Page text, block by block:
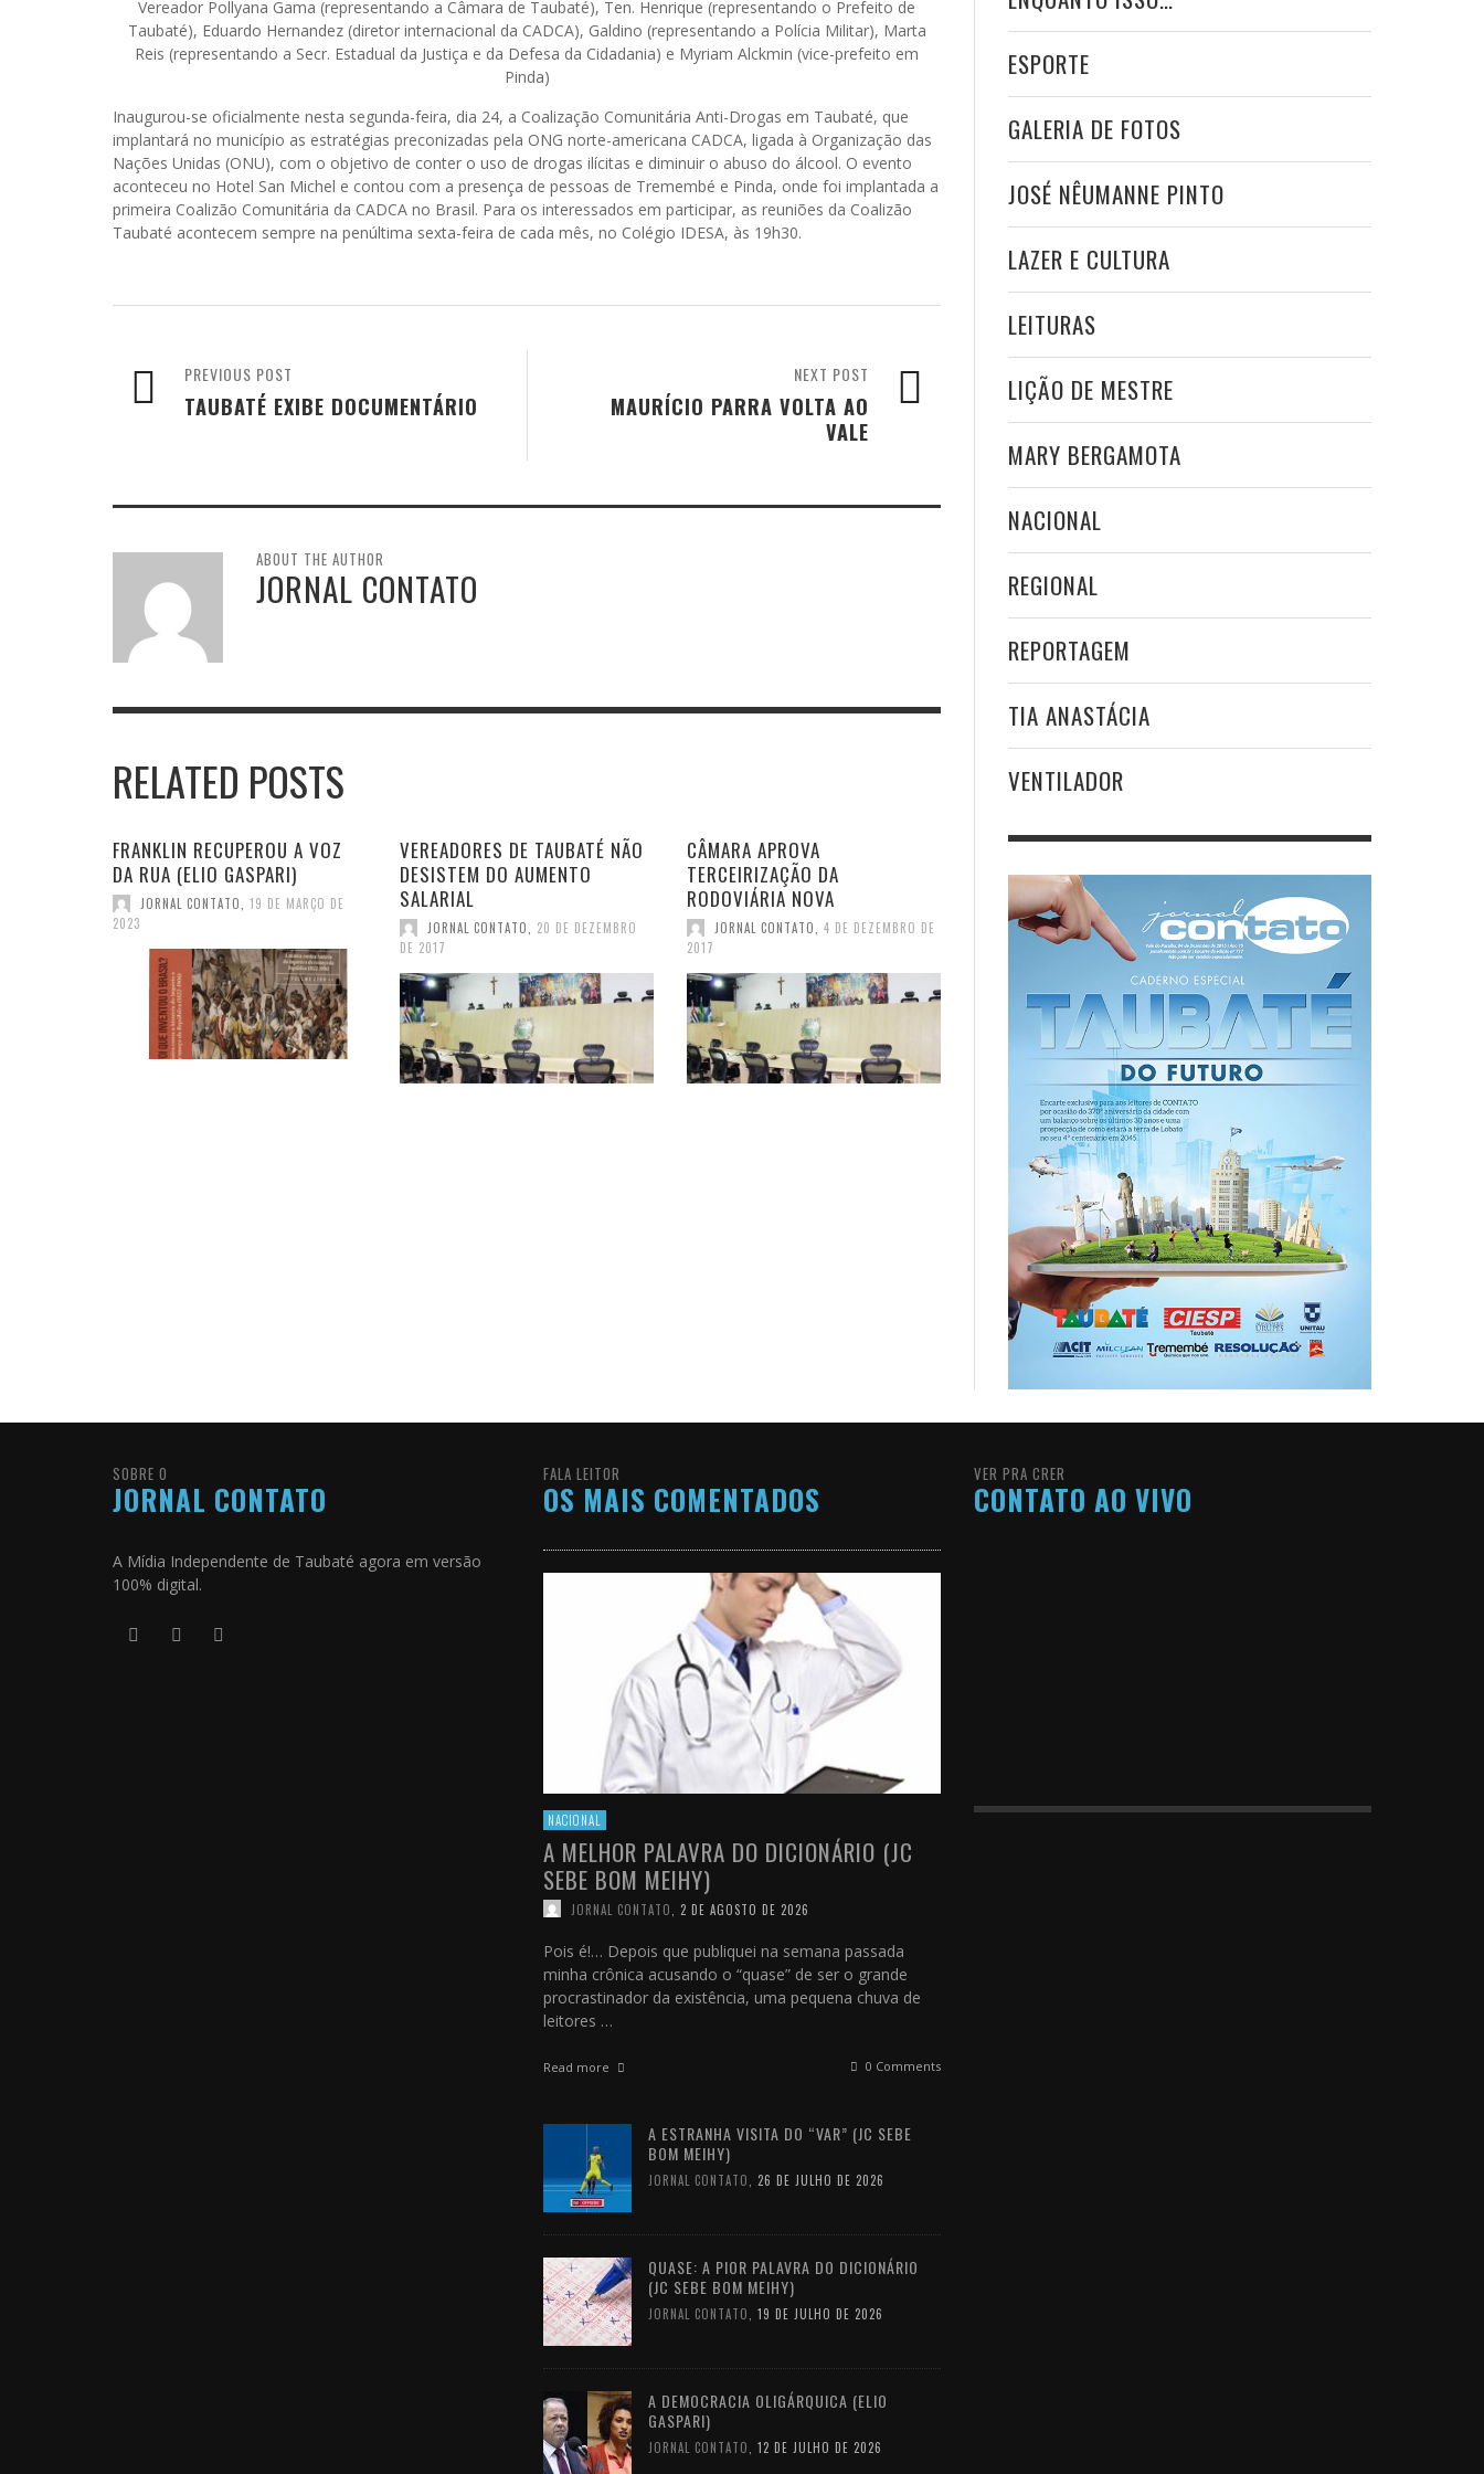
Vereador Pollyana Gama (representando a Câmara de Taubaté), Ten. Henrique (representando o Prefeito de
Taubaté), Eduardo Hernandez (diretor internacional da CADCA), Galdino (representando a Polícia Militar), Marta
Reis (representando a Secr. Estadual da Justiça e da Defesa da Cidadania) e Myriam Alckmin (vice-prefeito em
Pinda)
Inaugurou-se oficialmente nesta segunda-feira, dia 24, a Coalização Comunitária Anti-Drogas em Taubaté, que
implantará no município as estratégias preconizadas pela ONG norte-americana CADCA, ligada à Organização das
Nações Unidas (ONU), com o objetivo de conter o uso de drogas ilícitas e diminuir o abuso do álcool. O evento
aconteceu no Hotel San Michel e contou com a presença de pessoas de Tremembé e Pinda, onde foi implantada a
primeira Coalizão Comunitária da CADCA no Brasil. Para os interessados em participar, as reuniões da Coalizão
Taubaté acontecem sempre na penúltima sexta-feira de cada mês, no Colégio IDESA, às 19h30.
NEXT POST
MAURÍCIO PARRA VOLTA AO
VALE
PREVIOUS POST
TAUBATÉ EXIBE DOCUMENTÁRIO
ABOUT THE AUTHOR
JORNAL CONTATO
RELATED POSTS
FRANKLIN RECUPEROU A VOZ
DA RUA (ELIO GASPARI)
JORNAL CONTATO
19 DE MARÇO DE
2023
VEREADORES DE TAUBATÉ NÃO
DESISTEM DO AUMENTO
SALARIAL
JORNAL CONTATO
20 DE DEZEMBRO
DE 2017
CÂMARA APROVA
TERCEIRIZAÇÃO DA
RODOVIÁRIA NOVA
JORNAL CONTATO
4 DE DEZEMBRO DE
2017
ESPORTE
GALERIA DE FOTOS
JOSÉ NÊUMANNE PINTO
LAZER E CULTURA
LEITURAS
LIÇÃO DE MESTRE
MARY BERGAMOTA
NACIONAL
REGIONAL
REPORTAGEM
TIA ANASTÁCIA
VENTILADOR
SOBRE O
JORNAL CONTATO
A Mídia Independente de Taubaté agora em versão
100% digital.
FALA LEITOR
OS MAIS COMENTADOS
NACIONAL
A MELHOR PALAVRA DO DICIONÁRIO (JC
SEBE BOM MEIHY)
JORNAL CONTATO 2 DE AGOSTO DE 2026
Pois é!… Depois que publiquei na semana passada
minha crônica acusando o “quase” de ser o grande
procrastinador da existência, uma pequena chuva de
leitores …
Read more 0 Comments
A ESTRANHA VISITA DO “VAR” (JC SEBE
BOM MEIHY)
JORNAL CONTATO, 26 DE JULHO DE 2026
QUASE: A PIOR PALAVRA DO DICIONÁRIO
(JC SEBE BOM MEIHY)
JORNAL CONTATO, 19 DE JULHO DE 2026
A DEMOCRACIA OLIGÁRQUICA (ELIO
GASPARI)
JORNAL CONTATO, 12 DE JULHO DE 2026
VER PRA CRER
CONTATO AO VIVO